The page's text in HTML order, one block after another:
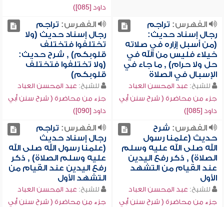
داود [085])
الفهرس: تراجم
رجال إسناد حديث:
(من أسبل إزاره في صلاته
خيلاء فليس من الله في
حل ولا حرام) , ما جاء في
الإسبال في الصلاة
للشيخ: عبد المحسن العباد
جزء من محاضرة ( شرح سنن أبي
داود [085])
الفهرس: تراجم
رجال إسناد حديث (ولا
تختلفوا فتختلف
قلوبكم) , شرح حديث:
(ولا تختلفوا فتختلف
قلوبكم)
للشيخ: عبد المحسن العباد
جزء من محاضرة ( شرح سنن أبي
داود [090])
الفهرس: شرح
حديث (علمنا رسول
الله صلى الله عليه وسلم
الصلاة) , ذكر رفع اليدين
عند القيام من التشهد
الأول
للشيخ: عبد المحسن العباد
جزء من محاضرة ( شرح سنن أبي
الفهرس: تراجم
رجال إسناد حديث
(علمنا رسول الله صلى الله
عليه وسلم الصلاة) , ذكر
رفع اليدين عند القيام من
التشهد الأول
للشيخ: عبد المحسن العباد
جزء من محاضرة ( شرح سنن أبي